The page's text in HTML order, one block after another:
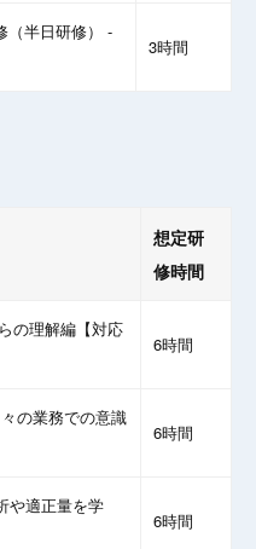
（半日研修） -
3時間
想定研
修時間
の理解編【対応
6時間
の業務での意識
6時間
や適正量を学
6時間